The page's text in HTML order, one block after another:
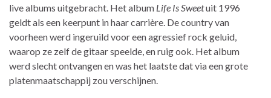
live albums uitgebracht. Het album Life Is Sweetuit 1996
geldt als een keerpunt in haar carrière. De country van
voorheen werd ingeruild voor een agressief rock geluid,
waarop ze zelf de gitaar speelde, en ruig ook. Het album
werd slecht ontvangen en was het laatste dat via een grote
platenmaatschappij zou verschijnen.